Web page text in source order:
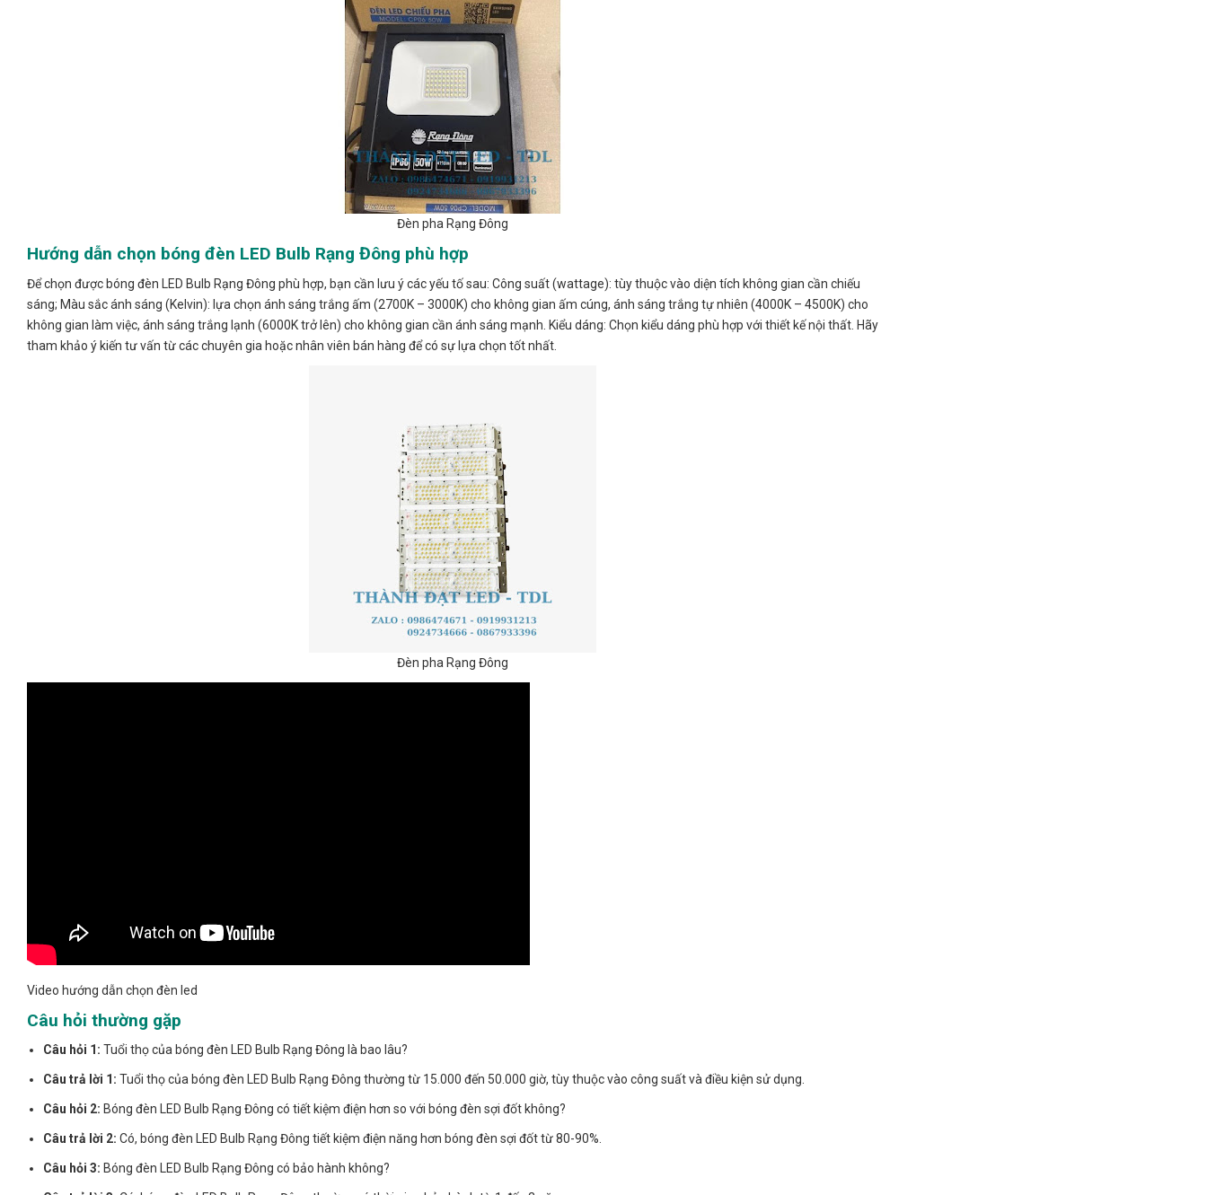
Đèn pha Rạng Đông
Hướng dẫn chọn bóng đèn LED Bulb Rạng Đông phù hợp
Để chọn được bóng đèn LED Bulb Rạng Đông phù hợp, bạn cần lưu ý các yếu tố sau: Công suất (wattage): tùy thuộc vào diện tích không gian cần chiếu
sáng; Màu sắc ánh sáng (Kelvin): lựa chọn ánh sáng trắng ấm (2700K – 3000K) cho không gian ấm cúng, ánh sáng trắng tự nhiên (4000K – 4500K) cho
không gian làm việc, ánh sáng trắng lạnh (6000K trở lên) cho không gian cần ánh sáng mạnh. Kiểu dáng: Chọn kiểu dáng phù hợp với thiết kế nội thất. Hãy
tham khảo ý kiến tư vấn từ các chuyên gia hoặc nhân viên bán hàng để có sự lựa chọn tốt nhất.
Đèn pha Rạng Đông
Video hướng dẫn chọn đèn led
Câu hỏi thường gặp
Câu hỏi 1: Tuổi thọ của bóng đèn LED Bulb Rạng Đông là bao lâu?
Câu trả lời 1: Tuổi thọ của bóng đèn LED Bulb Rạng Đông thường từ 15.000 đến 50.000 giờ, tùy thuộc vào công suất và điều kiện sử dụng.
Câu hỏi 2: Bóng đèn LED Bulb Rạng Đông có tiết kiệm điện hơn so với bóng đèn sợi đốt không?
Câu trả lời 2: Có, bóng đèn LED Bulb Rạng Đông tiết kiệm điện năng hơn bóng đèn sợi đốt từ 80-90%.
Câu hỏi 3: Bóng đèn LED Bulb Rạng Đông có bảo hành không?